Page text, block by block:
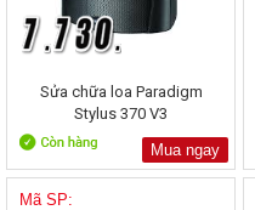
Sửa chữa loa Paradigm
Stylus 370 V3
Mua ngay
Mã SP: